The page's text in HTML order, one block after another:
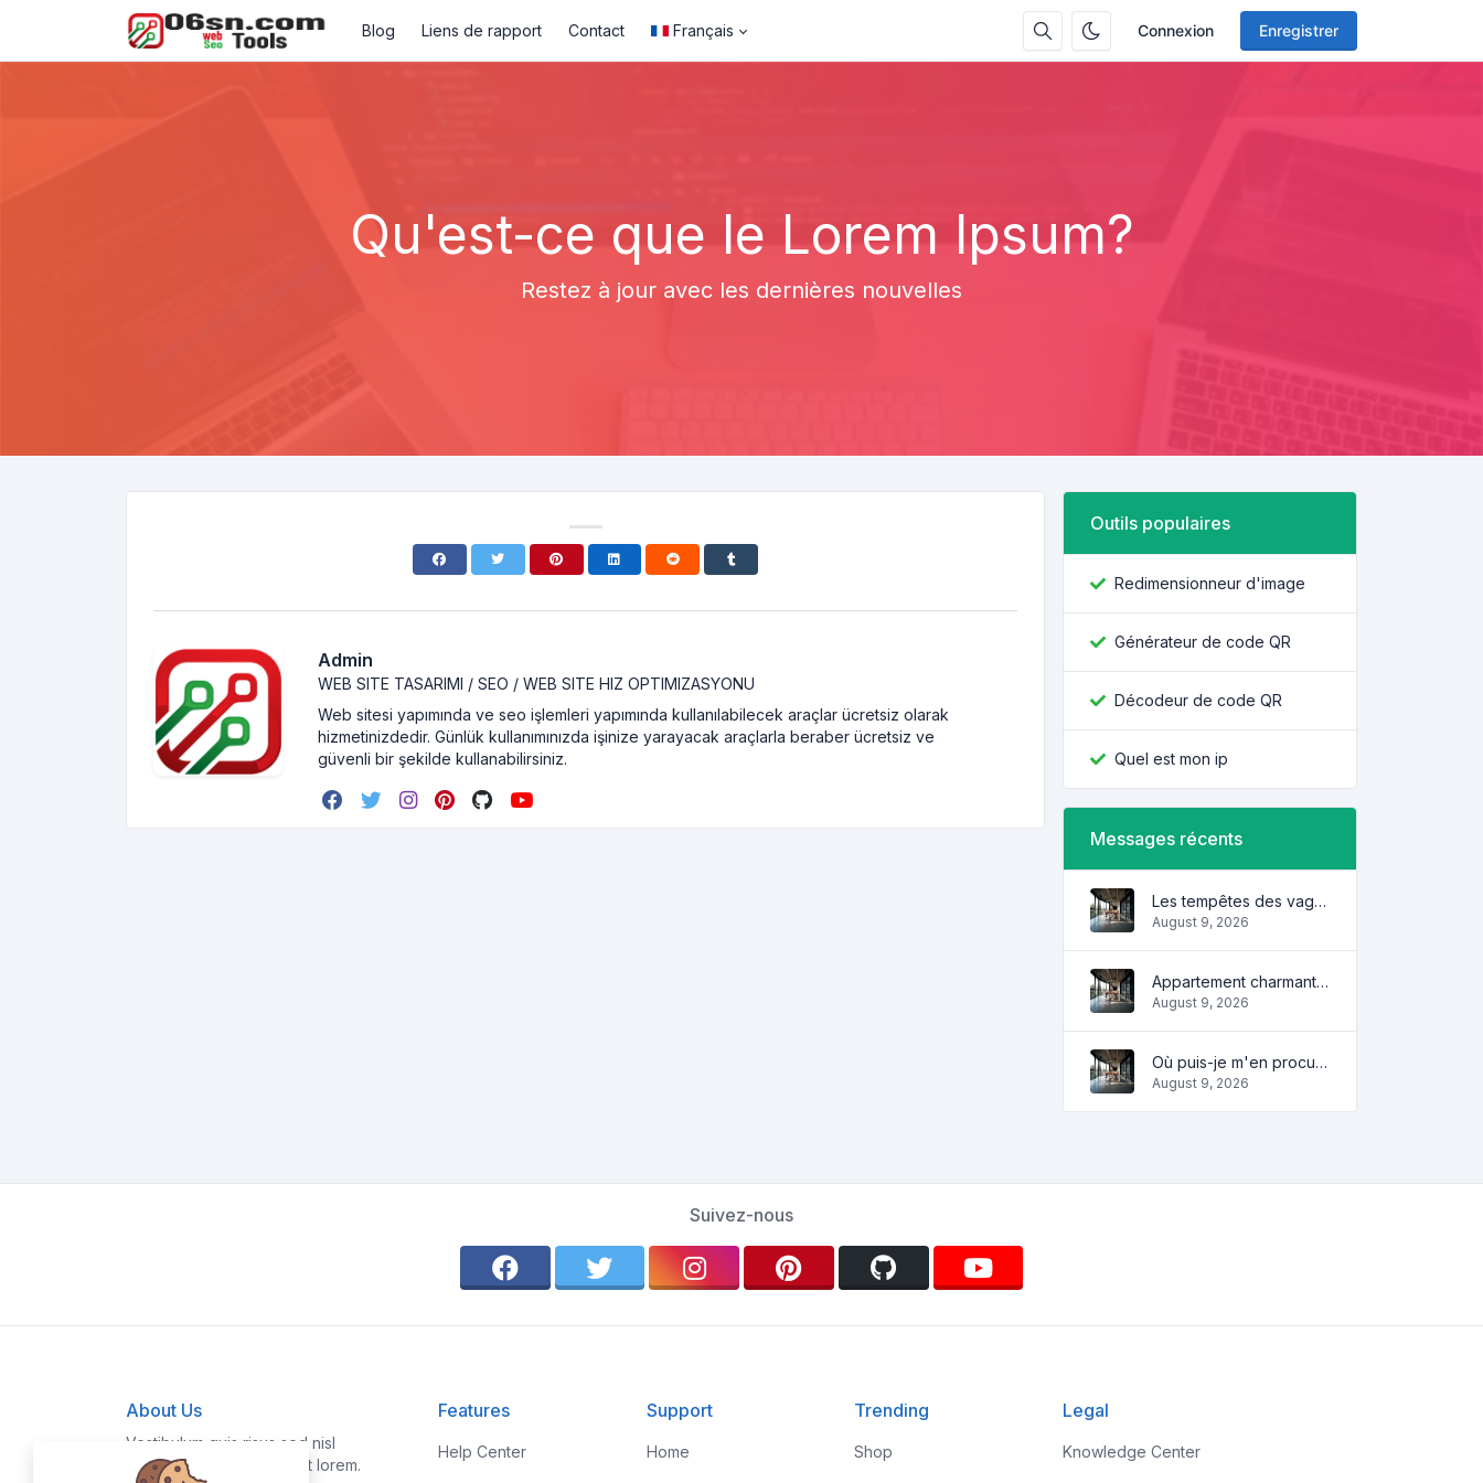
Connexion Enregistrer
Blog Liens de rapport Contact Français
Qu'est-ce que le Lorem Ipsum?
Restez à jour avec les dernières nouvelles
Admin
WEB SITE TASARIMI / SEO / WEB SITE HIZ OPTIMIZASYONU
Web sitesi yapımında ve seo işlemleri yapımında kullanılabilecek araçlar ücretsiz olarak
hizmetinizdedir. Günlük kullanımınızda işinize yarayacak araçlarla beraber ücretsiz ve
güvenli bir şekilde kullanabilirsiniz.
Outils populaires
Redimensionneur d'image
Générateur de code QR
Décodeur de code QR
Quel est mon ip
Messages récents
Les tempêtes des vagues
August 9, 2026
Appartement charmant et confortable
August 9, 2026
Où puis-je m'en procurer?
August 9, 2026
Suivez-nous
About Us
Vestibulum quis risus sed nisl
pellentesque aliquet et et lorem.
Features
Help Center
Support
Home
Trending
Shop
Legal
Knowledge Center